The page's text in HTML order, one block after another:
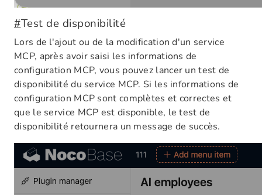
#Test de disponibilité
Lors de l'ajout ou de la modification d'un service
MCP, après avoir saisi les informations de
configuration MCP, vous pouvez lancer un test de
disponibilité du service MCP. Si les informations de
configuration MCP sont complètes et correctes et
que le service MCP est disponible, le test de
disponibilité retournera un message de succès.